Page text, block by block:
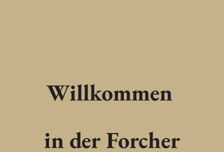
Willkommen
in der Forcher